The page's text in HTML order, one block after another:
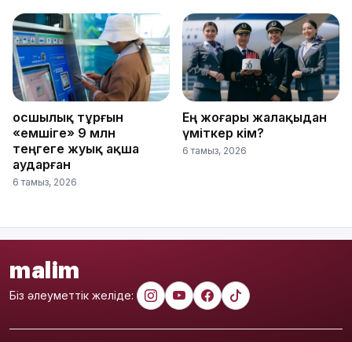
Қосшылық тұрғын
«емшіге» 9 млн
теңгеге жуық ақша
аударған
6 тамыз, 2026
Ең жоғары жалақыдан
үміткер кім?
6 тамыз, 2026
malim
Біз әлеуметтік желіде: